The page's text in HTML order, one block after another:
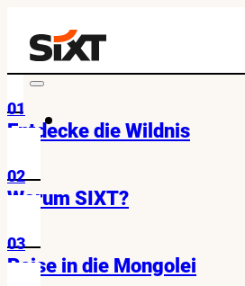
01
Entdecke die Wildnis
02
Warum SIXT?
03
Reise in die Mongolei